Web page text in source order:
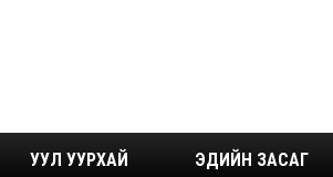
УУЛ УУРХАЙ ЭДИЙН ЗАСАГ